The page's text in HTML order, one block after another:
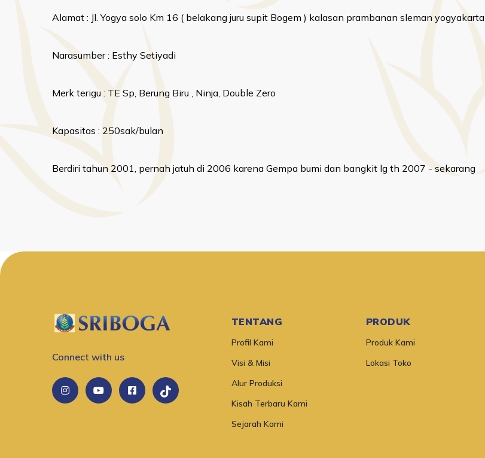
Alamat : Jl. Yogya solo Km 16 ( belakang juru supit Bogem ) kalasan prambanan sleman yogyakarta
Narasumber : Esthy Setiyadi
Merk terigu : TE Sp, Berung Biru , Ninja, Double Zero
Kapasitas : 250sak/bulan
Berdiri tahun 2001, pernah jatuh di 2006 karena Gempa bumi dan bangkit lg th 2007 - sekarang
Connect with us
TENTANG
Profil Kami
Visi & Misi
Alur Produksi
Kisah Terbaru Kami
Sejarah Kami
PRODUK
Produk Kami
Lokasi Toko